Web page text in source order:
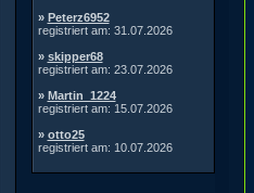
» Peterz6952
registriert am: 31.07.2026
» skipper68
registriert am: 23.07.2026
» Martin_1224
registriert am: 15.07.2026
» otto25
registriert am: 10.07.2026